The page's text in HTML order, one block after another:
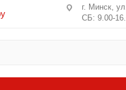
г. Минск,
СБ: 9.00-